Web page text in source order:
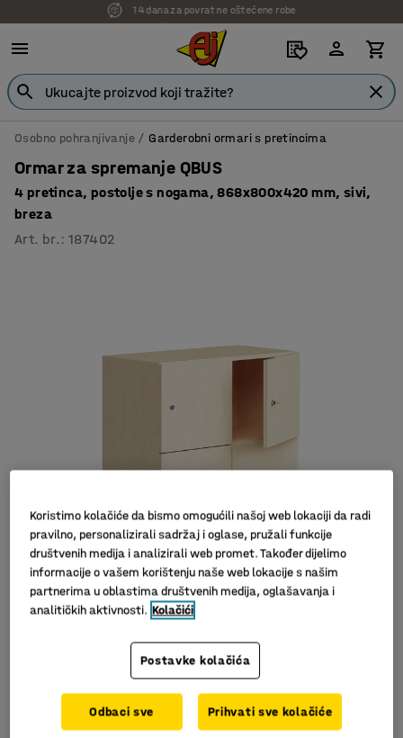
7 godina garancije
Osobno pohranjivanje Garderobni ormari s pretincima
Ormar za spremanje QBUS
4 pretinca, postolje s nogama, 868x800x420 mm, sivi,
breza
Art. br. :187402
Idealno za spremanje osobnih predmeta
Koristimo kolačiće da bismo omogućili našoj web lokaciji da radi
pravilno, personalizirali sadržaj i oglase, pružali funkcije
društvenih medija i analizirali web promet. Također dijelimo
informacije o vašem korištenju naše web lokacije s našim
partnerima u oblastima društvenih medija, oglašavanja i
analitičkih aktivnosti. Kolačići
Postavke kolačića
Odbaci sve Prihvati sve kolačiće